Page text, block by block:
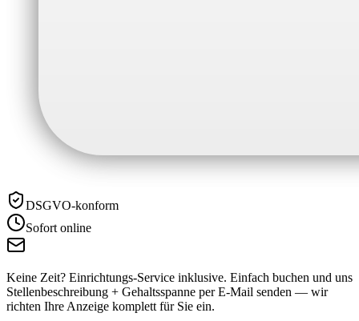
DSGVO-konform
Sofort online
Keine Zeit? Einrichtungs-Service inklusive. Einfach buchen und uns
Stellenbeschreibung + Gehaltsspanne per E-Mail senden — wir
richten Ihre Anzeige komplett für Sie ein.